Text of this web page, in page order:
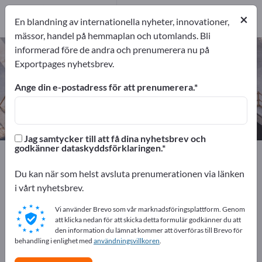
Tryckluftshammare – hitta
tillverkare och leverantörer
1
1
Exportpages Verktyg för verkstad
Tryckluftshammare
Annonsera gratis på Exportpages!
Behov – Erbjudanden – Begagnade varor –
Affärskontakter >> börja här
×
En blandning av internationella nyheter, innovationer,
mässor, handel på hemmaplan och utomlands. Bli
informerad före de andra och prenumerera nu på
Exportpages nyhetsbrev.
Ange din e-postadress för att prenumerera.
Jag samtycker till att få dina nyhetsbrev och
godkänner dataskyddsförklaringen.
Du kan när som helst avsluta prenumerationen via länken
i vårt nyhetsbrev.
Vi använder Brevo som vår marknadsföringsplattform. Genom
att klicka nedan för att skicka detta formulär godkänner du att
den information du lämnat kommer att överföras till Brevo för
behandling i enlighet med användningsvillkoren.